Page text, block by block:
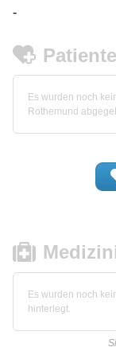
-
Es wurden noch
Rothemund
Es wurden noch
hinterlegt.